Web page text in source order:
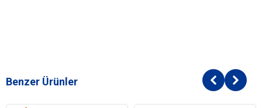
Hayvansal Yağ
Taze Somon %5
Benzer Ürünler